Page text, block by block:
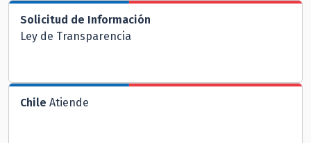
Solicitud de Información
Ley de Transparencia
Chile Atiende